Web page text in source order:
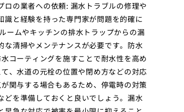
の業者への依頼: 漏水トラブルの修理や
と経験を持った専門家が問題を的確に
ームやキッチンの排水トラップからの漏
清掃やメンテナンスが必要です。防水
コーティングを施すことで耐水性を高め
、水道の元栓の位置や閉め方などの対応
関与する場合もあるため、停電時の対策
を準備しておくと良いでしょう。漏水